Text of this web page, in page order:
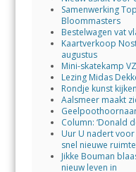
Samenwerking
Bloommasters
Bestelwagen vat
Kaartverkoop
augustus
Mini-skatekamp
Lezing Midas
Rondje kunst
Aalsmeer maakt
Column: ‘Donald
Uur U nadert voor
snel nieuwe
Jikke Bouman
nieuw leven in